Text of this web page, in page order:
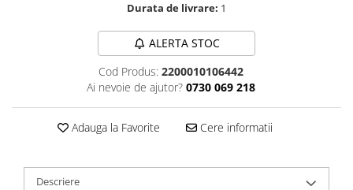
Durata de livrare: 1
ALERTA STOC
Cod Produs: 2200010106442
Ai nevoie de ajutor? 0730 069 218
Adauga la Favorite Cere informatii
Descriere